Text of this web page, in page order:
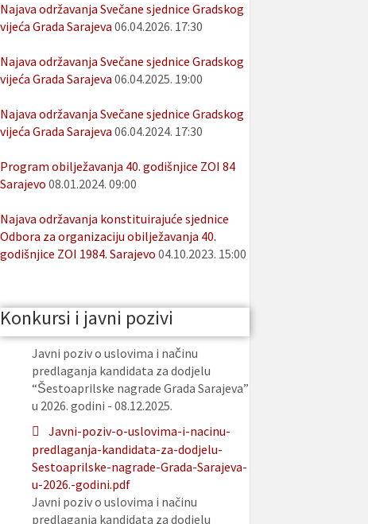
Najava održavanja Svečane sjednice Gradskog
vijeća Grada Sarajeva 06.04.2026. 17:30
Najava održavanja Svečane sjednice Gradskog
vijeća Grada Sarajeva 06.04.2025. 19:00
Najava održavanja Svečane sjednice Gradskog
vijeća Grada Sarajeva 06.04.2024. 17:30
Program obilježavanja 40. godišnjice ZOI 84
Sarajevo 08.01.2024. 09:00
Najava održavanja konstituirajuće sjednice
Odbora za organizaciju obilježavanja 40.
godišnjice ZOI 1984. Sarajevo 04.10.2023. 15:00
Konkursi i javni pozivi
Javni poziv o uslovima i načinu
predlaganja kandidata za dodjelu
“Šestoaprilske nagrade Grada Sarajeva”
u 2026. godini - 08.12.2025.
Javni-poziv-o-uslovima-i-nacinu-
predlaganja-kandidata-za-dodjelu-
Sestoaprilske-nagrade-Grada-Sarajeva-
u-2026.-godini.pdf
Javni poziv o uslovima i načinu
predlaganja kandidata za dodjelu